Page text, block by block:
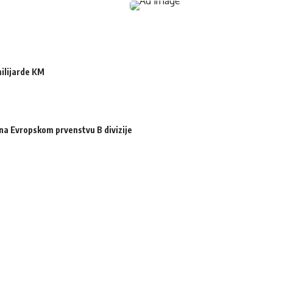
KM
Evropskom prvenstvu B divizije